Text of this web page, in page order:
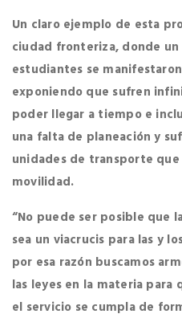
Un claro ejemplo de esta
ciudad fronteriza, donde
estudiantes se
exponiendo que sufren
poder llegar a tiempo e
una falta de planeación y
unidades de transporte
movilidad.
“No puede ser posible que
sea un viacrucis para las y
por esa razón buscamos
las leyes en la materia para
el servicio se cumpla de